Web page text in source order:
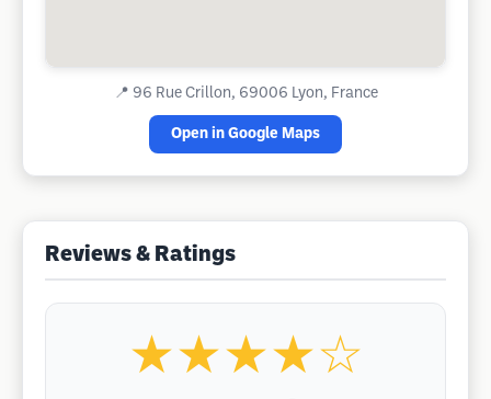
📍 96 Rue Crillon, 69006 Lyon, France
Open in Google Maps
Reviews & Ratings
★★★★☆